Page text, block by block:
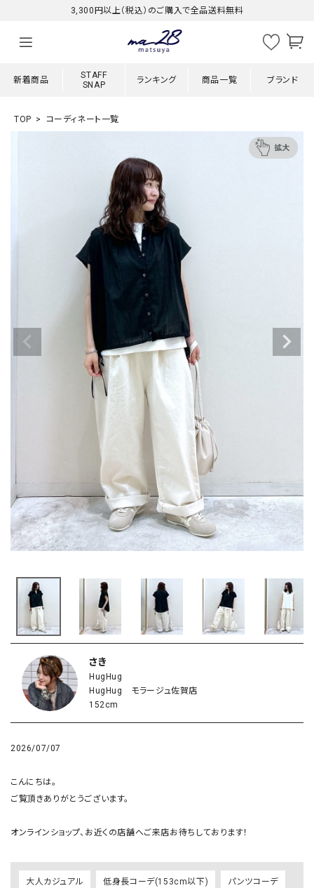
3,300円以上（税込）のご購入で全品送料無料
新着商品
STAFF
SNAP
ランキング 商品一覧 ブランド
TOP コーディネート一覧
さき
HugHug
HugHug モラージュ佐賀店
152cm
2026/07/07
こんにちは。
ご覧頂きありがとうございます。
オンラインショップ、お近くの店舗へご来店お待ちしております！
大人カジュアル 低身長コーデ(153cm以下) パンツコーデ